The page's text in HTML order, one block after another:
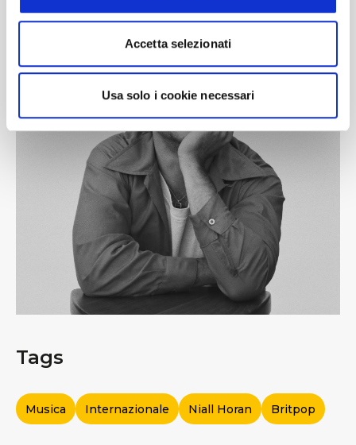
Accetta selezionati
Usa solo i cookie necessari
Tags
Musica Internazionale Niall Horan Britpop